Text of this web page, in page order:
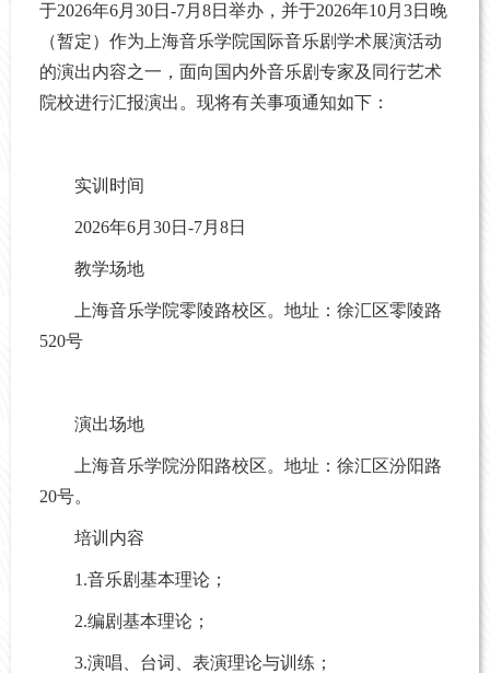
于2026年6月30日-7月8日举办，并于2026年10月3日晚
（暂定）作为上海音乐学院国际音乐剧学术展演活动
的演出内容之一，面向国内外音乐剧专家及同行艺术
院校进行汇报演出。现将有关事项通知如下：
实训时间
2026年6月30日-7月8日
教学场地
上海音乐学院零陵路校区。地址：徐汇区零陵路
520号
演出场地
上海音乐学院汾阳路校区。地址：徐汇区汾阳路
20号。
培训内容
1.音乐剧基本理论；
2.编剧基本理论；
3.演唱、台词、表演理论与训练；